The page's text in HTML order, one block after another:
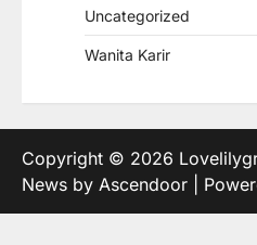
Uncategorized
Wanita Karir
Copyright © 2026
News by Ascendoor |